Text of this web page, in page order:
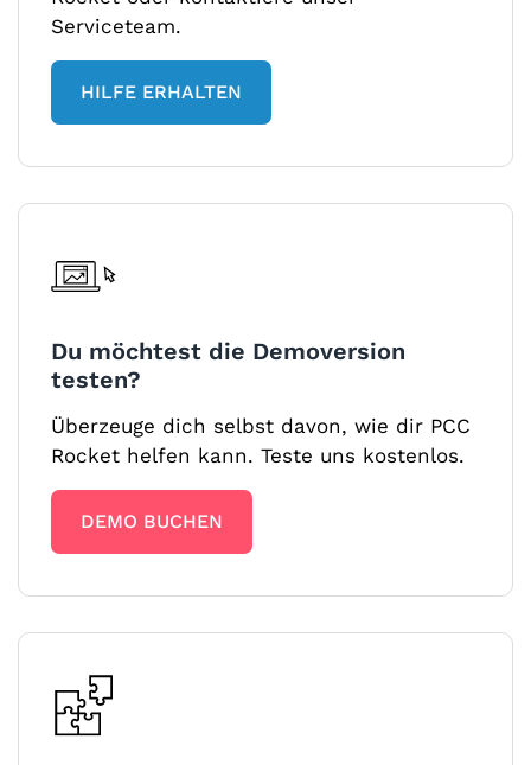
Serviceteam.
HILFE ERHALTEN
Du möchtest die Demoversion
testen?
Überzeuge dich selbst davon, wie dir PCC
Rocket helfen kann. Teste uns kostenlos.
DEMO BUCHEN